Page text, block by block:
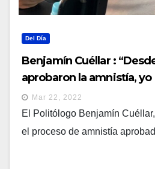
Del Día
Benjamín Cuéllar :
aprobaron la amnistía,
Mar 22, 2022
El Politólogo Benjamín
el proceso de amnistía